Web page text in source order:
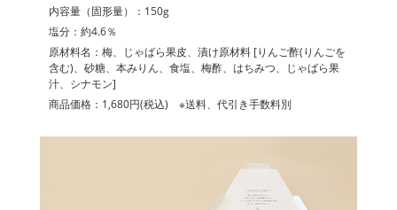
内容量（固形量）：150g
塩分：約4.6％
原材料名：梅、じゃばら果皮、漬け原材料 [りんご酢(りんごを
含む)、砂糖、本みりん、食塩、梅酢、はちみつ、じゃばら果
汁、シナモン]
商品価格：1,680円(税込) ※送料、代引き手数料別